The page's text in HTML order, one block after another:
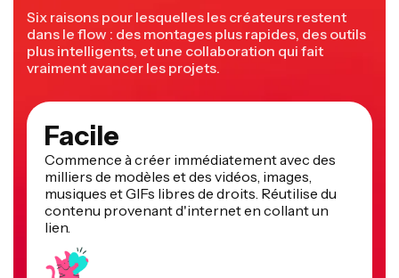
Six raisons pour lesquelles les créateurs restent
dans le flow : des montages plus rapides, des outils
plus intelligents, et une collaboration qui fait
vraiment avancer les projets.
Facile
Commence à créer immédiatement avec des
milliers de modèles et des vidéos, images,
musiques et GIFs libres de droits. Réutilise du
contenu provenant d'internet en collant un
lien.